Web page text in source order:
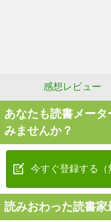
感想レビュー
あなたも読書メー
みませんか？
今すぐ登録する（
読みおわった読書